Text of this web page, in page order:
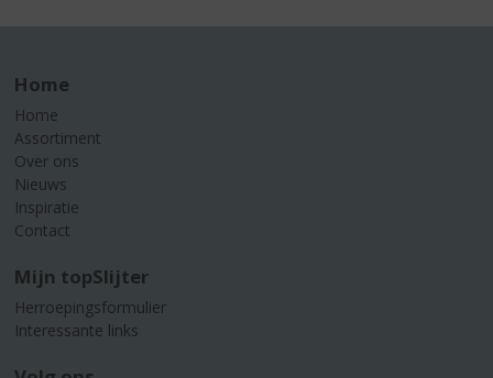
Home
Home
Assortiment
Over ons
Nieuws
Inspiratie
Contact
Mijn topSlijter
Herroepingsformulier
Interessante links